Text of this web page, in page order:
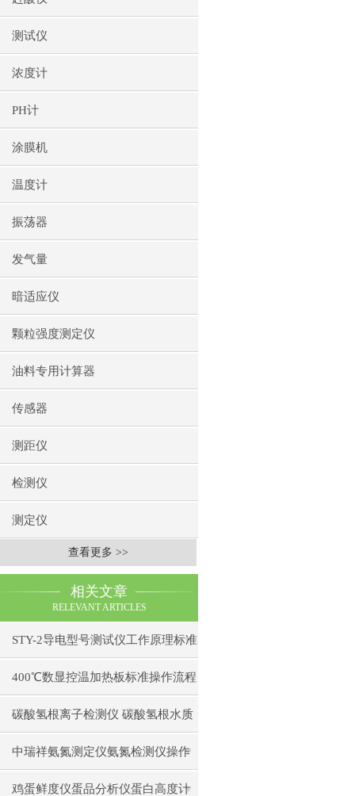
测试仪
浓度计
PH计
涂膜机
温度计
振荡器
发气量
暗适应仪
颗粒强度测定仪
油料专用计算器
传感器
测距仪
检测仪
测定仪
查看更多 >>
相关文章
RELEVANT ARTICLES
STY-2导电型号测试仪工作原理标准
操作流程
400℃数显控温加热板标准操作流程
碳酸氢根离子检测仪 碳酸氢根水质
测定仪操作使用
中瑞祥氨氮测定仪氨氮检测仪操作
前准备使用注意事项
鸡蛋鲜度仪蛋品分析仪蛋白高度计